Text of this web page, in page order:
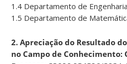
1.4 Departamento de
1.5 Departamento de
2. Apreciação do Resultado
no Campo de Conhecimento: